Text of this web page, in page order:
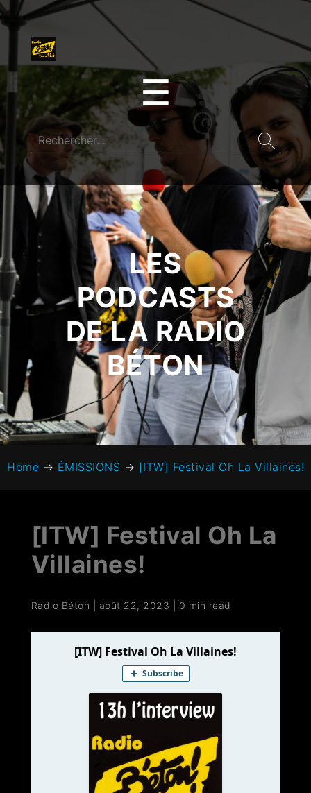
☰
LES
PODCASTS
DE LA RADIO
BÉTON
Home → ÉMISSIONS → [ITW] Festival Oh La Villaines!
[ITW] Festival Oh La
Villaines!
Radio Béton août 22, 2023 0 min read